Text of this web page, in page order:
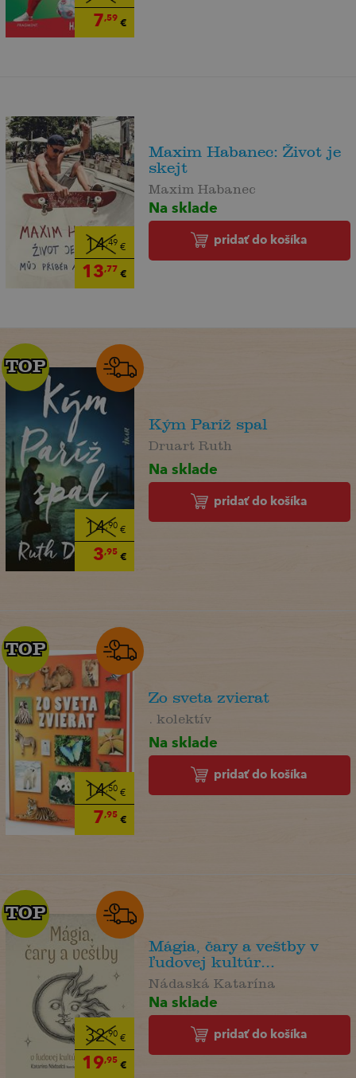
7,59€
14,49 €
13,77 €
Maxim Habanec: Život je
skejt
Maxim Habanec
Na sklade
pridať do košíka
14,90€
3,95€
TOP
TOP
Kým Paríž spal
Druart Ruth
Na sklade
pridať do košíka
14,50€
7,95€
TOP
TOP
Zo sveta zvierat
. kolektív
Na sklade
pridať do košíka
32,90€
19,95€
TOP
TOP
Mágia, čary a veštby v
ľudovej kultúr...
Nádaská Katarína
Na sklade
pridať do košíka